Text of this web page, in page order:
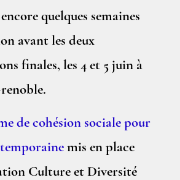
quelques semaines
avant les deux
finales, les 4 et 5 juin à
de cohésion sociale pour
mis en place
Culture et Diversité